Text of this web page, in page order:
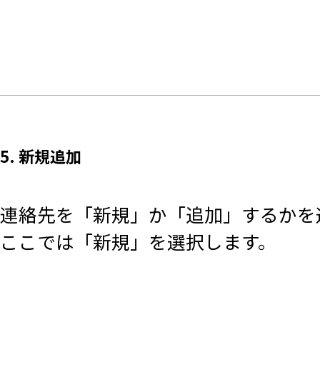
5. 新規追加
連絡先を「新規」か「追加」するか
ここでは「新規」を選択します。